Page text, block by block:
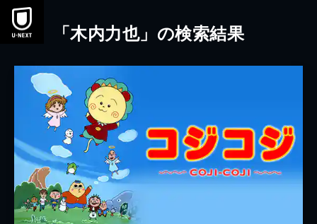
本文へスキップ
「木内力也」の検索結果